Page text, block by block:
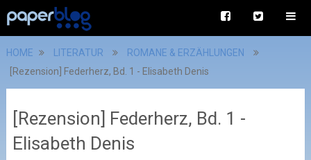
HOME LITERATUR
ROMANE & ERZÄHLUNGEN
[Rezension] Federherz, Bd. 1 - Elisabeth Denis
[Rezension] Federherz, Bd. 1 -
Elisabeth Denis